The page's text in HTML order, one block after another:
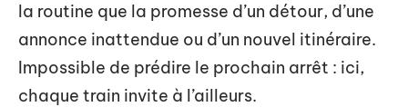
la routine que la promesse d’un détour, d’une
annonce inattendue ou d’un nouvel itinéraire.
Impossible de prédire le prochain arrêt : ici,
chaque train invite à l’ailleurs.